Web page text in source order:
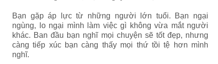
Bạn gặp áp lực từ những người lớn tuổi. Bạn ngại
ngùng, lo ngại mình làm việc gì không vừa mắt người
khác. Ban đầu bạn nghĩ mọi chuyện sẽ tốt đẹp, nhưng
càng tiếp xúc bạn càng thấy mọi thứ tồi tệ hơn mình
nghĩ.